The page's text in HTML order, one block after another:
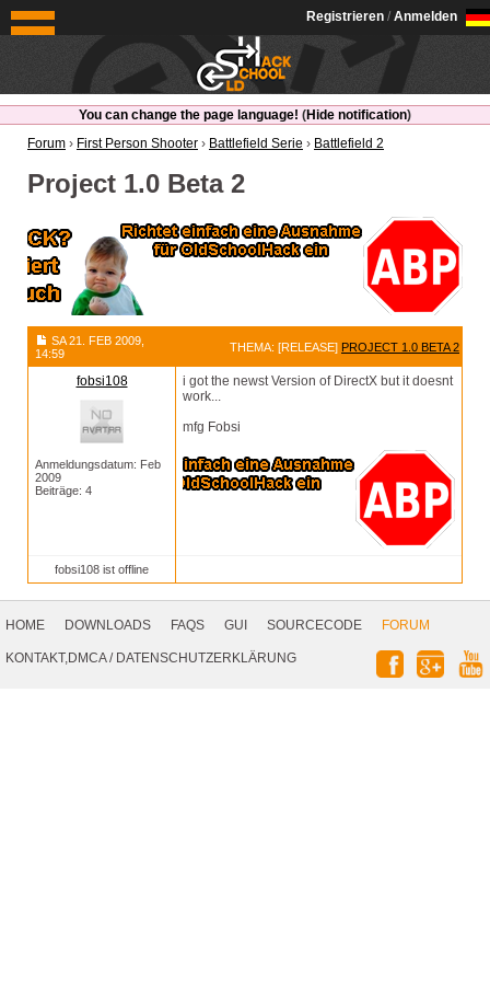
OldSchoolHack
Registrieren / Anmelden
You can change the page language! (Hide notification)
Forum › First Person Shooter › Battlefield Serie › Battlefield 2
Project 1.0 Beta 2
SA 21. FEB 2009,
14:59
THEMA: [RELEASE] PROJECT 1.0 BETA 2
fobsi108
Anmeldungsdatum: Feb
2009
Beiträge: 4
i got the newst Version of DirectX but it doesnt
work...
mfg Fobsi
fobsi108 ist offline
Navigation
HOME DOWNLOADS FAQS GUI SOURCECODE
FORUM
KONTAKT,DMCA/ DATENSCHUTZERKLÄRUNG